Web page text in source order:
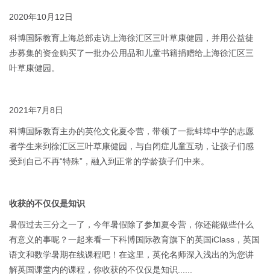
2020年10月12日
科博国际教育上海总部走访上海徐汇区三叶草康健园，并用公益徒
步募集的资金购买了一批办公用品和儿童书籍捐赠给上海徐汇区三
叶草康健园。
2021年7月8日
科博国际教育主办的英伦文化夏令营，带领了一批蚌埠中学的志愿
者学生来到徐汇区三叶草康健园，与自闭症儿童互动，让孩子们感
受到自己不再“特殊”，融入到正常的学龄孩子们中来。
收获的不仅仅是知识
暑假过去三分之一了，今年暑假除了参加夏令营，你还能做些什么
有意义的事呢？一起来看一下科博国际教育旗下的英国iClass，英国
语文和数学暑期在线课程吧！在这里，英伦名师深入浅出的为您讲
解英国课堂内的课程，你收获的不仅仅是知识......